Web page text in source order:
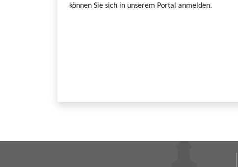
können Sie sich in unserem Portal anmelden.